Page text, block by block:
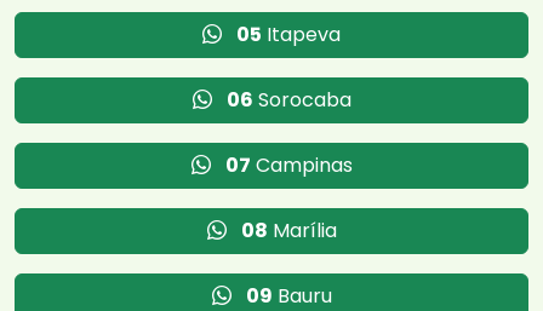
05 Itapeva
06 Sorocaba
07 Campinas
08 Marília
09 Bauru